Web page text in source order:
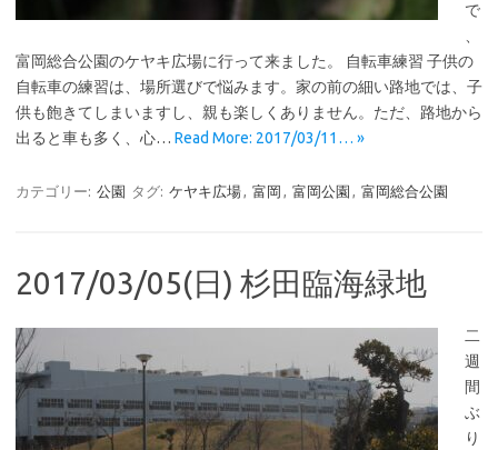
で
富岡総合公園のケヤキ広場に行って来ました。 自転車練習 子供の
自転車の練習は、場所選びで悩みます。家の前の細い路地では、子
供も飽きてしまいますし、親も楽しくありません。ただ、路地から
出ると車も多く、心… Read More: 2017/03/11… »
カテゴリー: 公園 タグ: ケヤキ広場, 富岡 , 富岡公園 , 富岡総合公園
2017/03/05(日) 杉田臨海緑地
二
週
間
ぶ
り